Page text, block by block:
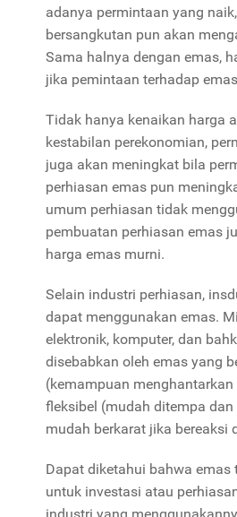
adanya permintaan yang
bersangkutan pun akan
Sama halnya dengan emas,
jika pemintaan terhadap
Tidak hanya kenaikan harga
kestabilan perekonomian,
juga akan meningkat bila
perhiasan emas pun
umum perhiasan tidak
pembuatan perhiasan emas
harga emas murni.
Selain industri perhiasan,
dapat menggunakan emas.
elektronik, komputer, dan
disebabkan oleh emas yang
(kemampuan
fleksibel (mudah ditempa
mudah berkarat jika bereaksi
Dapat diketahui bahwa
untuk investasi atau